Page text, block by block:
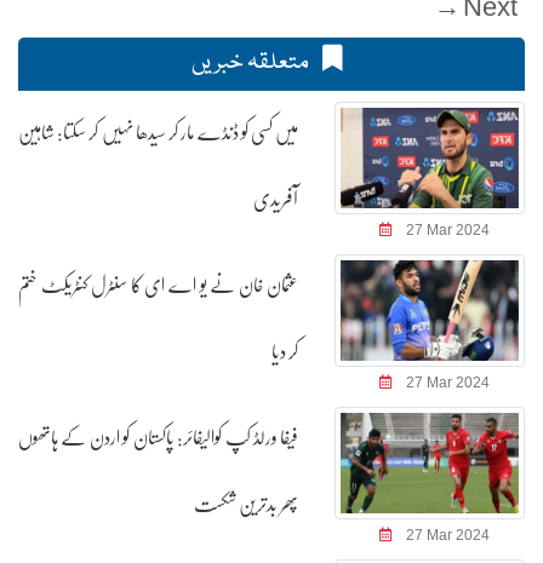
متعلقہ خبریں
27 Mar 2024
میں کسی کو ڈنڈے مار کر سیدھا نہیں کر سکتا: شاہین
آفریدی
27 Mar 2024
عثمان خان نے یو اے ای کا سنٹرل کنٹریکٹ ختم
کر دیا
27 Mar 2024
فیفا ورلڈ کپ کوالیفائر: پاکستان کو اردن کے ہاتھوں
پھر بدترین شکست